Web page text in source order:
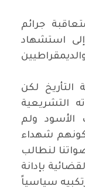
جرائم
استشهاد
التأريخ لكن
التشريعية
الأسود ولم
كونهم شهداء
لنطالب
بإدانة
وإدانة مرتكبيه سياسياً